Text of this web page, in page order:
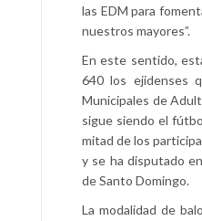
las EDM para
nuestros mayores”.
En este sentido,
640 los ejidenses
Municipales de
sigue siendo el
mitad de los
y se ha disputado
de Santo Domingo.
La modalidad de